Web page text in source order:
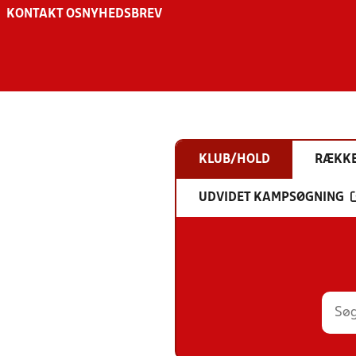
KONTAKT OS NYHEDSBREV
KLUB/HOLD
UDVIDET KAMPSØGNING